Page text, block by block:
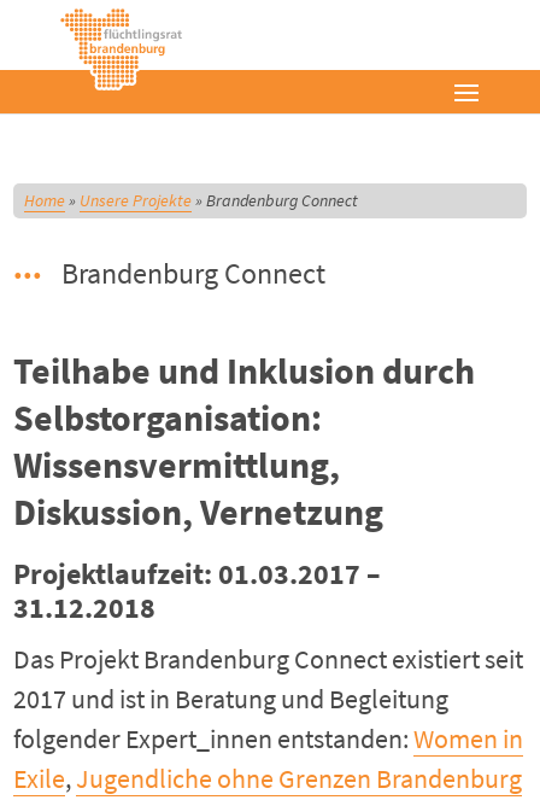
Home» Unsere Projekte»Brandenburg Connect
Brandenburg Connect
Teilhabe und Inklusion durch
Selbstorganisation:
Wissensvermittlung,
Diskussion, Vernetzung
Projektlaufzeit: 01.03.2017 –
31.12.2018
Das Projekt Brandenburg Connect existiert seit
2017 und ist in Beratung und Begleitung
folgender Expert_innen entstanden:Women in
Exile,Jugendliche ohne Grenzen Brandenburg